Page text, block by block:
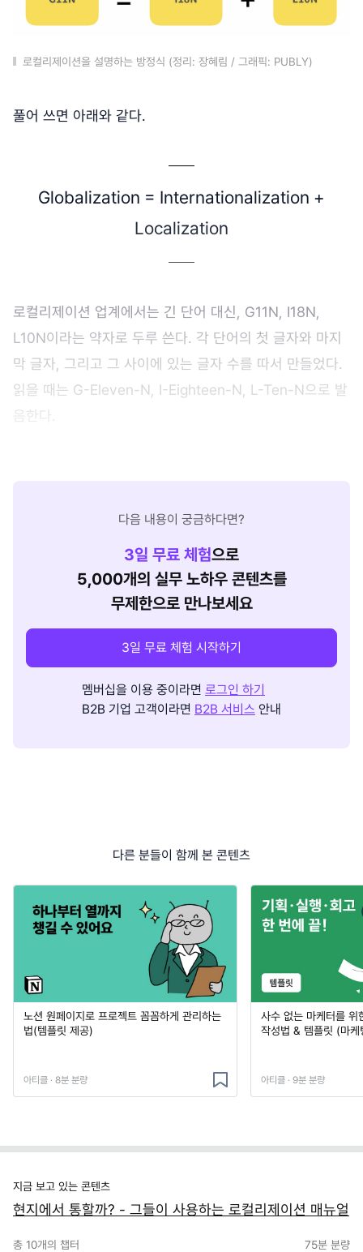
로컬리제이션을 설명하는 방정식 (정리: 장혜림 / 그래픽: PUBLY)
풀어 쓰면 아래와 같다.
Globalization = Internationalization +
Localization
로컬리제이션 업계에서는 긴 단어 대신, G11N, I18N,
L10N이라는 약자로 두루 쓴다. 각 단어의 첫 글자와 마지
막 글자, 그리고 그 사이에 있는 글자 수를 따서 만들었다.
읽을 때는 G-Eleven-N, I-Eighteen-N, L-Ten-N으로 발
음한다.
다음 내용이 궁금하다면?
3일 무료 체험으로
5,000개의 실무 노하우 콘텐츠를
무제한으로 만나보세요
3일 무료 체험 시작하기
멤버십을 이용 중이라면 로그인 하기
B2B 기업 고객이라면 B2B 서비스 안내
다른 분들이 함께 본 콘텐츠
노션 원페이지로 프로젝트 꼼꼼하게 관리하는
법(템플릿 제공)
아티클 · 8분 분량
사수 없는 마케터를 위
작성법 & 템플릿 (마
아티클 · 9분 분량
지금 보고 있는 콘텐츠
현지에서 통할까? - 그들이 사용하는 로컬리제이션 매뉴얼
총 10개의 챕터 75분 분량